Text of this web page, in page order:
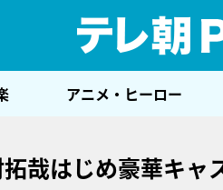
アニメ・ヒーロー
哉はじめ豪華キャ